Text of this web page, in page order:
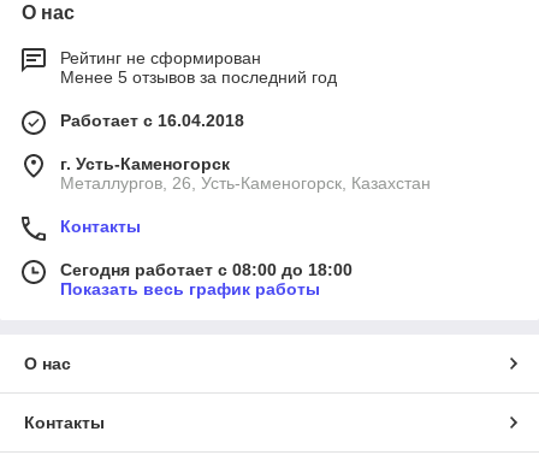
О нас
Рейтинг не сформирован
Менее 5 отзывов за последний год
Работает с 16.04.2018
г. Усть-Каменогорск
Металлургов, 26, Усть-Каменогорск, Казахстан
Контакты
Сегодня работает с 08:00 до 18:00
Показать весь график работы
О нас
Контакты